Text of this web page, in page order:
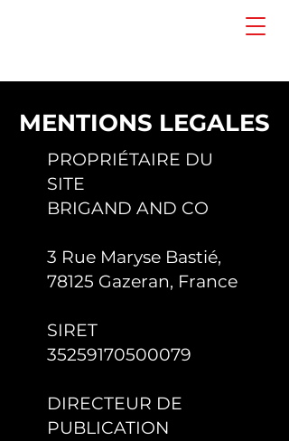
MENTIONS LEGALES
PROPRIÉTAIRE DU
SITE
BRIGAND AND CO
3 Rue Maryse Bastié,
78125 Gazeran, France
SIRET
35259170500079
DIRECTEUR DE
PUBLICATION